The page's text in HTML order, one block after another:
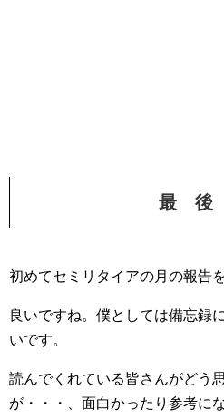
最 後
初めてセミリタイアの月の報告
良いですね。僕としては備忘録
いです。
読んでくれている皆さんがどう
が・・・、面白かったり参考に